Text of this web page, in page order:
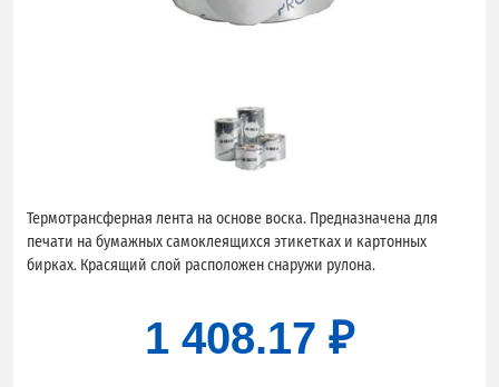
Термотрансферная лента на основе воска. Предназначена для
печати на бумажных самоклеящихся этикетках и картонных
бирках. Красящий слой расположен снаружи рулона.
1 408.17 ₽